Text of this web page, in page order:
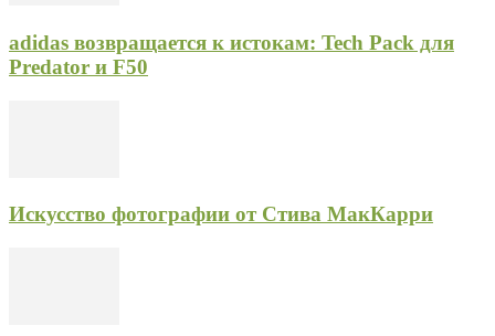
adidas возвращается к истокам: Tech Pack для
Predator и F50
Искусство фотографии от Стива МакКарри